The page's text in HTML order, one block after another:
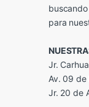
para
Jr.
Av. 09 de
Jr. 20 de